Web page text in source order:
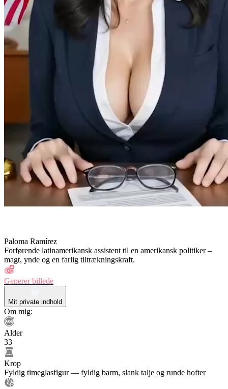
Paloma Ramírez
Forførende latinamerikansk assistent til en amerikansk politiker –
magt, ynde og en farlig tiltrækningskraft.
Generer billede
Mit private indhold
Om mig:
Alder
33
Krop
Fyldig timeglasfigur — fyldig barm, slank talje og runde hofter